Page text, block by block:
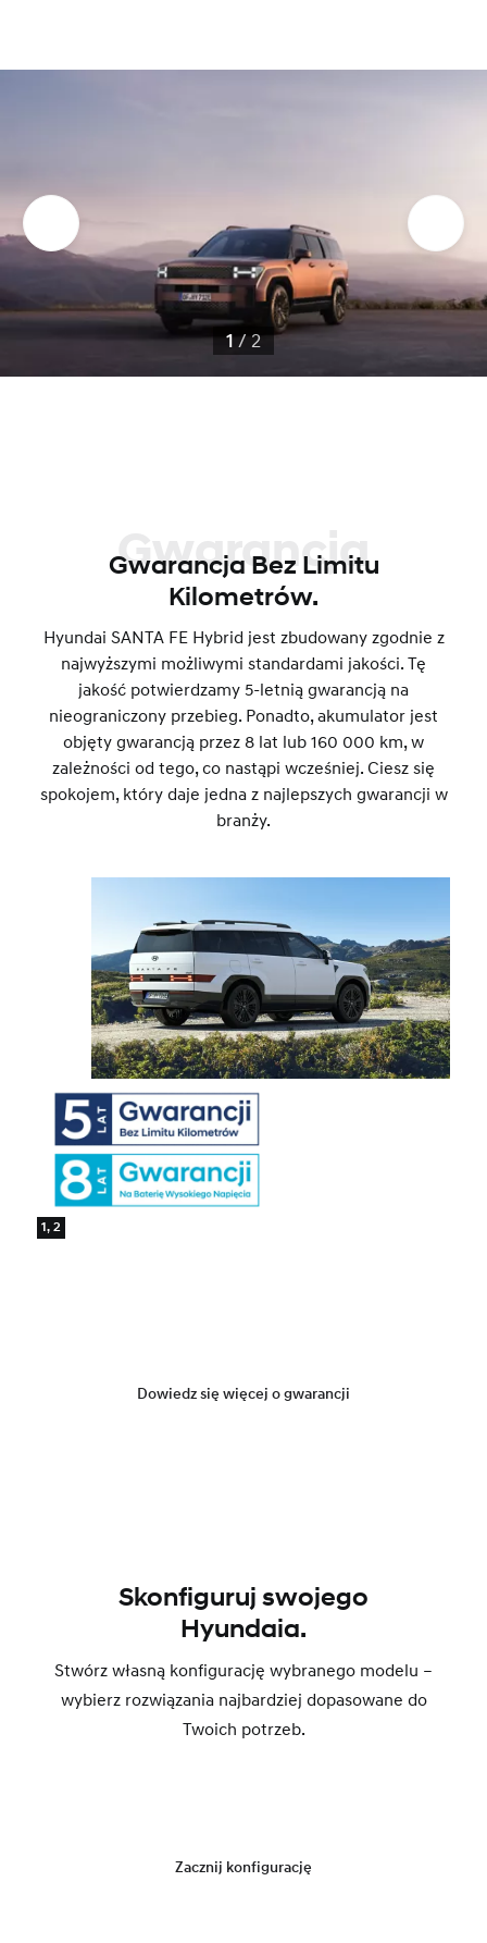
1/2
Gwarancja
Gwarancja Bez Limitu
Kilometrów.
Hyundai SANTA FE Hybrid jest zbudowany zgodnie z
najwyższymi możliwymi standardami jakości. Tę
jakość potwierdzamy 5-letnią gwarancją na
nieograniczony przebieg. Ponadto, akumulator jest
objęty gwarancją przez 8 lat lub 160 000 km, w
zależności od tego, co nastąpi wcześniej. Ciesz się
spokojem, który daje jedna z najlepszych gwarancji w
branży.
1, 2
Dowiedz się więcej o gwarancji
Skonfiguruj swojego
Hyundaia.
Stwórz własną konfigurację wybranego modelu –
wybierz rozwiązania najbardziej dopasowane do
Twoich potrzeb.
Zacznij konfigurację